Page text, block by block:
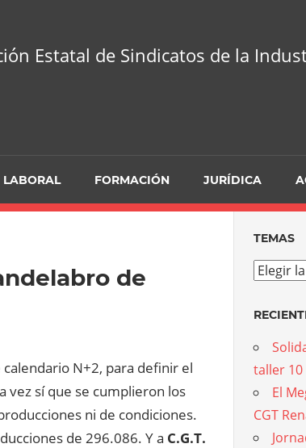
Estatal de Sindicatos de la
LABORAL FORMACIÓN JURÍDICA
de
N+2, para definir el
vez sí que se cumplieron los
ni de condiciones.
de 296.086. Y a C.G.T.
TEMAS
Temas
taller 10
El
CGT